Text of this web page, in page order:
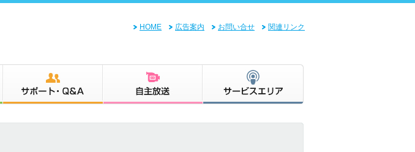
HOME 広告案内 お問い合せ 関連リンク